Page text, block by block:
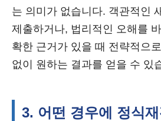
는 의미가 없습니다. 객관적인
제출하거나, 법리적인 오해를
확한 근거가 있을 때 전략적으
없이 원하는 결과를 얻을 수 있
3. 어떤 경우에 정식